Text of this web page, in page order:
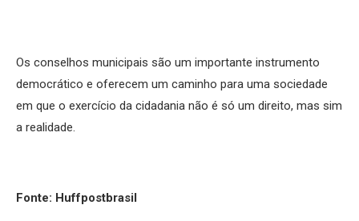
Os conselhos municipais são um importante instrumento
democrático e oferecem um caminho para uma sociedade
em que o exercício da cidadania não é só um direito, mas sim
a realidade.
Fonte: Huffpostbrasil